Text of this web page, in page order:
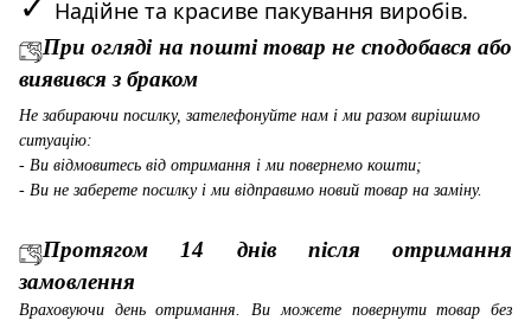
Надійне та красиве пакування виробів.
При огляді на пошті товар не сподобався або
виявився з браком
Не забираючи посилку, зателефонуйте нам і ми разом вирішимо
ситуацію:
- Ви відмовитесь від отримання і ми повернемо кошти;
- Ви не заберете посилку і ми відправимо новий товар на заміну.
Протягом 14 днів після отримання
замовлення
Враховуючи день отримання. Ви можете повернути товар без